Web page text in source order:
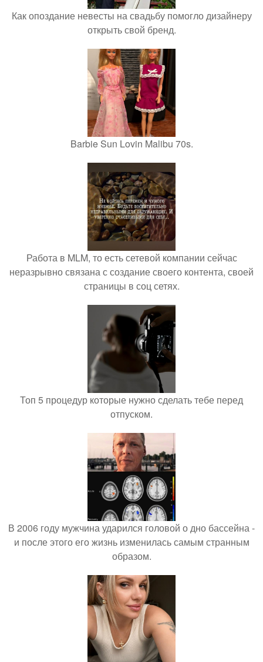
Как опоздание невесты на свадьбу помогло дизайнеру
открыть свой бренд.
Barbie Sun Lovin Malibu 70s.
Работа в MLM, то есть сетевой компании сейчас
неразрывно связана с создание своего контента, своей
страницы в соц сетях.
Топ 5 процедур которые нужно сделать тебе перед
отпуском.
В 2006 году мужчина ударился головой о дно бассейна -
и после этого его жизнь изменилась самым странным
образом.